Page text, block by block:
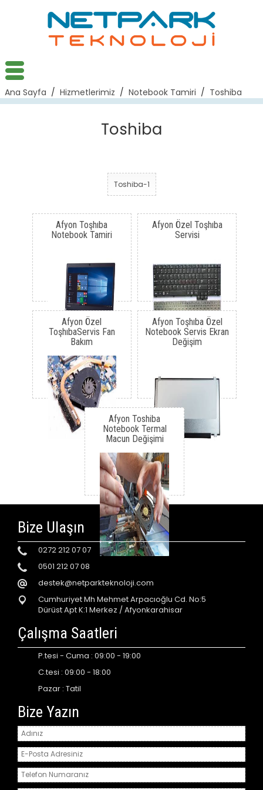
Ana Sayfa / Hizmetlerimiz / Notebook Tamiri / Toshiba
Toshiba
Toshiba-1
Afyon Toşhıba
Notebook Tamiri
Afyon Özel Toşhıba
Servisi
Afyon Özel
ToşhıbaServis Fan
Bakım
Afyon Toşhıba Özel
Notebook Servis Ekran
Değişim
Afyon Toshiba
Notebook Termal
Macun Değişimi
Bize Ulaşın
0272 212 07 07
0501 212 07 08
destek@netparkteknoloji.com
Cumhuriyet Mh Mehmet Arpacıoğlu Cd. No:5
Dürüst Apt K:1 Merkez / Afyonkarahisar
Çalışma Saatleri
P.tesi - Cuma : 09:00 - 19:00
C.tesi : 09:00 - 18:00
Pazar : Tatil
Bize Yazın